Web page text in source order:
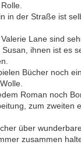
in der Straße ist
Lane sind
ihnen ist es
Bücher noch
Roman noch
zum zweiten
über
zusammen